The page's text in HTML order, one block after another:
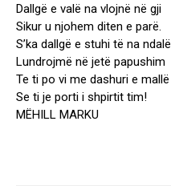
Dallgë e valë na vlojnë në gji
Sikur u njohem diten e parë.
S’ka dallgë e stuhi të na ndalë
Lundrojmë në jetë papushim
Te ti po vi me dashuri e mallë
Se ti je porti i shpirtit tim!
MËHILL MARKU